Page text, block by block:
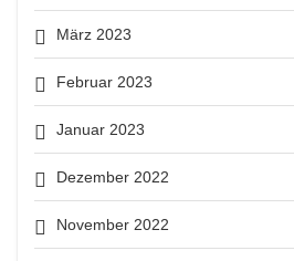
März 2023
Februar 2023
Januar 2023
Dezember 2022
November 2022